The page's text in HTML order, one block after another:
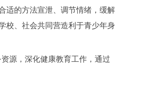
适的方法宣泄、调节情绪，缓解
校、社会共同营造利于青少年身
源，深化健康教育工作，通过